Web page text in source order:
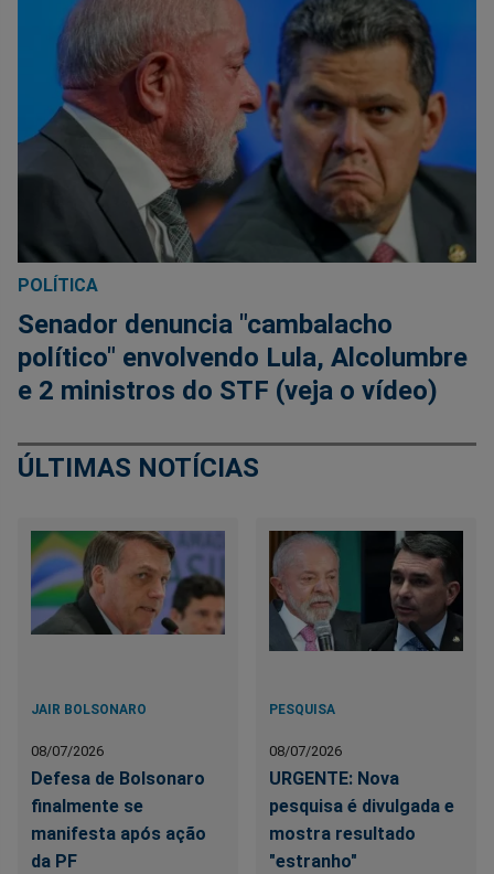
POLÍTICA
Senador denuncia "cambalacho
político" envolvendo Lula, Alcolumbre
e 2 ministros do STF (veja o vídeo)
ÚLTIMAS NOTÍCIAS
JAIR BOLSONARO
08/07/2026
Defesa de Bolsonaro
finalmente se
manifesta após ação
da PF
PESQUISA
08/07/2026
URGENTE: Nova
pesquisa é divulgada e
mostra resultado
"estranho"